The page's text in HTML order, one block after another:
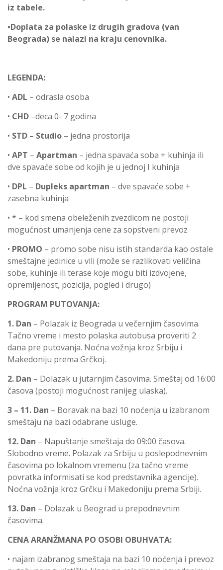
iz tabele.
•Doplata za polaske iz drugih gradova (van
Beograda) se nalazi na kraju cenovnika.
LEGENDA:
• ADL – odrasla osoba
• CHD –deca 0- 7 godina
• STD – Studio – jedna prostorija
• APT – Apartman – jedna spavaća soba + kuhinja ili
dve spavaće sobe od kojih je u jednoj I kuhinja
• DPL – Dupleks apartman – dve spavaće sobe +
zasebna kuhinja
• * – kod smena obeleženih zvezdicom ne postoji
mogućnost umanjenja cene za sopstveni prevoz
• PROMO – promo sobe nisu istih standarda kao ostale
smeštajne jedinice u vili (može se razlikovati veličina
sobe, kuhinje ili terase koje mogu biti izdvojene,
opremljenost, pozicija, pogled i drugo)
PROGRAM PUTOVANJA:
1. Dan – Polazak iz Beograda u večernjim časovima.
Tačno vreme i mesto polaska autobusa proveriti 2
dana pre putovanja. Noćna vožnja kroz Srbiju i
Makedoniju prema Grčkoj.
2. Dan – Dolazak u jutarnjim časovima. Smeštaj od 16:00
časova (postoji mogućnost ranijeg ulaska).
3 – 11. Dan – Boravak na bazi 10 noćenja u izabranom
smeštaju na bazi odabrane usluge.
12. Dan – Napuštanje smeštaja do 09:00 časova.
Slobodno vreme. Polazak za Srbiju u poslepodnevnim
časovima po lokalnom vremenu (za tačno vreme
povratka informisati se kod predstavnika agencije).
Noćna vožnja kroz Grčku i Makedoniju prema Srbiji.
13. Dan – Dolazak u Beograd u prepodnevnim
časovima.
CENA ARANŽMANA PO OSOBI OBUHVATA:
• najam izabranog smeštaja na bazi 10 noćenja i prevoz